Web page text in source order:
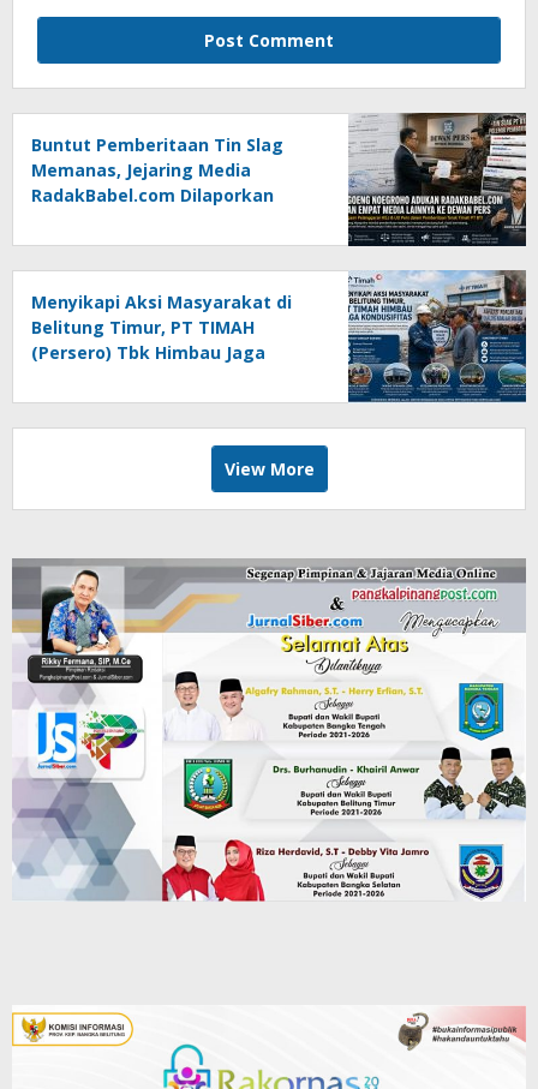
Buntut Pemberitaan Tin Slag
Memanas, Jejaring Media
RadakBabel.com Dilaporkan
Pers
Menyikapi Aksi Masyarakat di
Belitung Timur, PT TIMAH
(Persero) Tbk Himbau Jaga
View More